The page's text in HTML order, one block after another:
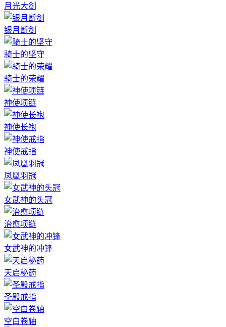
月光大剑
银月断剑
骑士的坚守
骑士的荣耀
神使项链
神使长袍
神使戒指
凤凰羽冠
女武神的头冠
治愈项链
女武神的冲锋
天启秘药
圣殿戒指
空白卷轴